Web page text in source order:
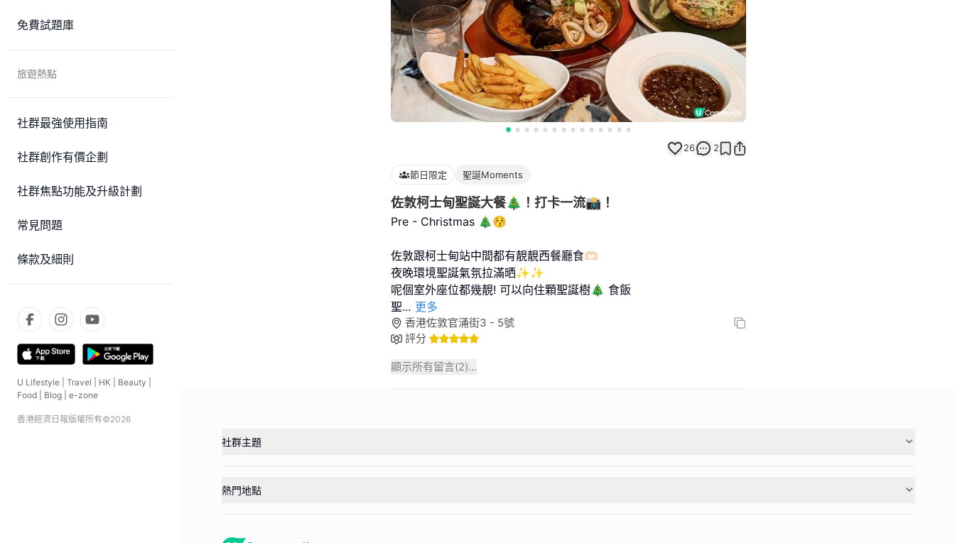
免費試題庫
旅遊熱點
社群最強使用指南
社群創作有價企劃
社群焦點功能及升級計劃
常見問題
條款及細則
U Lifestyle Travel HK Beauty
Food
Blog e-zone
香港經濟日報版權所有©2026
26 2
節日限定 聖誕Moments
佐敦柯士甸聖誕大餐🎄！打卡一流📸！
Pre - Christmas 🎄😚
佐敦跟柯士甸站中間都有靚靚西餐廳食🫶🏻
夜晚環境聖誕氣氛拉滿晒✨✨
呢個室外座位都幾靚! 可以向住顆聖誕樹🎄 食飯
聖... 更多
香港佐敦官涌街3 - 5號
評分
顯示所有留言(2)...
社群主題
熱門地點